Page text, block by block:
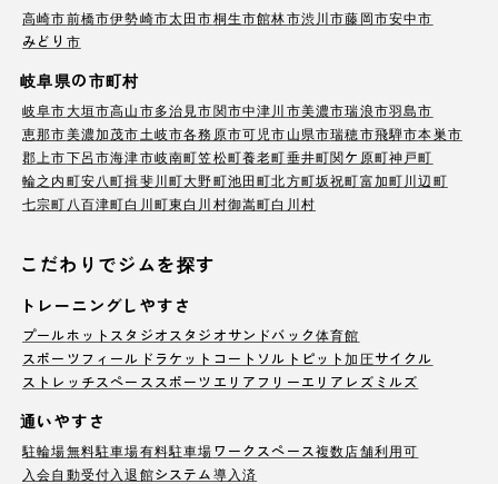
高崎市前橋市伊勢崎市太田市桐生市館林市渋川市藤岡市安中市
みどり市
岐阜県の市町村
岐阜市大垣市高山市多治見市関市中津川市美濃市瑞浪市羽島市
恵那市美濃加茂市土岐市各務原市可児市山県市瑞穂市飛騨市本巣市
郡上市下呂市海津市岐南町笠松町養老町垂井町関ケ原町神戸町
輪之内町安八町揖斐川町大野町池田町北方町坂祝町富加町川辺町
七宗町 八百津町白川町東白川村御嵩町白川村
こだわりでジムを探す
トレーニングしやすさ
プールホットスタジオ スタジオサンドバック体育館
スポーツフィールド ラケットコート ソルトピット加圧サイクル
ストレッチスペース スポーツエリア フリーエリア レズミルズ
通いやすさ
駐輪場無料駐車場有料駐車場ワークスペース複数店舗利用可
入会自動受付 入退館システム導入済